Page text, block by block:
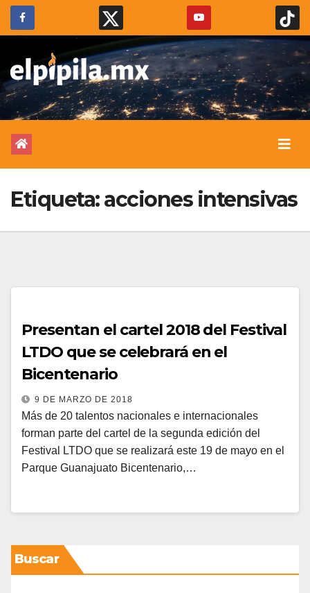
Etiqueta:acciones intensivas
Presentan el cartel 2018 del Festival
LTDO que se celebrará en el
Bicentenario
9 DE MARZO DE 2018
Más de 20 talentos nacionales e internacionales
forman parte del cartel de la segunda edición del
Festival LTDO que se realizará este 19 de mayo en el
Parque Guanajuato Bicentenario,…
Buscar